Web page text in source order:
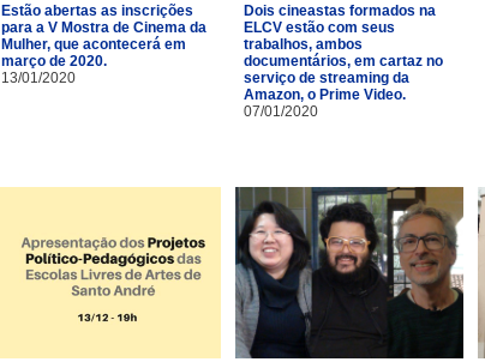
Estão abertas as inscrições
para a V Mostra de Cinema da
Mulher, que acontecerá em
março de 2020.
13/01/2020
Dois cineastas formados na
ELCV estão com seus
trabalhos, ambos
documentários, em cartaz no
serviço de streaming da
Amazon, o Prime Video.
07/01/2020